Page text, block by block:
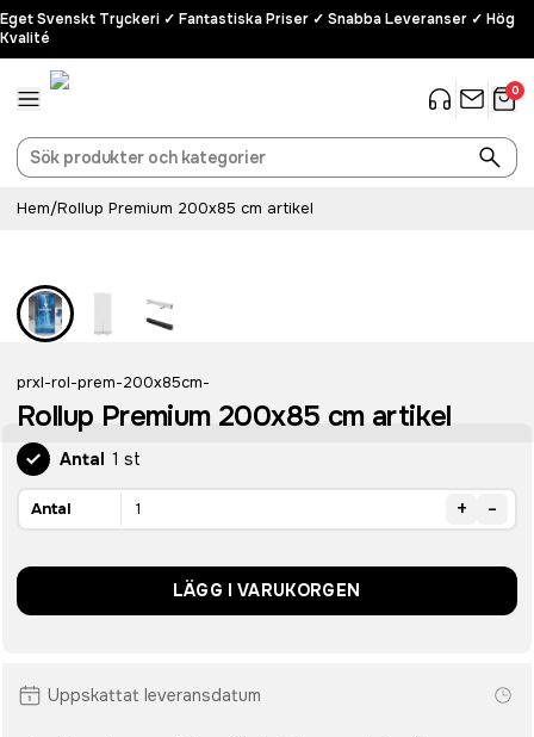
Eget Svenskt Tryckeri ✓ Fantastiska Priser ✓ Snabba Leveranser ✓ Hög
Kvalité
0
Hem/Rollup Premium 200x85 cm artikel
prxl-rol-prem-200x85cm-
Rollup Premium 200x85 cm artikel
Antal 1 st
Antal + -
LÄGG I VARUKORGEN
Uppskattat leveransdatum